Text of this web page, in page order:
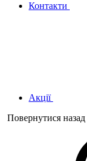
Контакти
Акції
Повернутися назад